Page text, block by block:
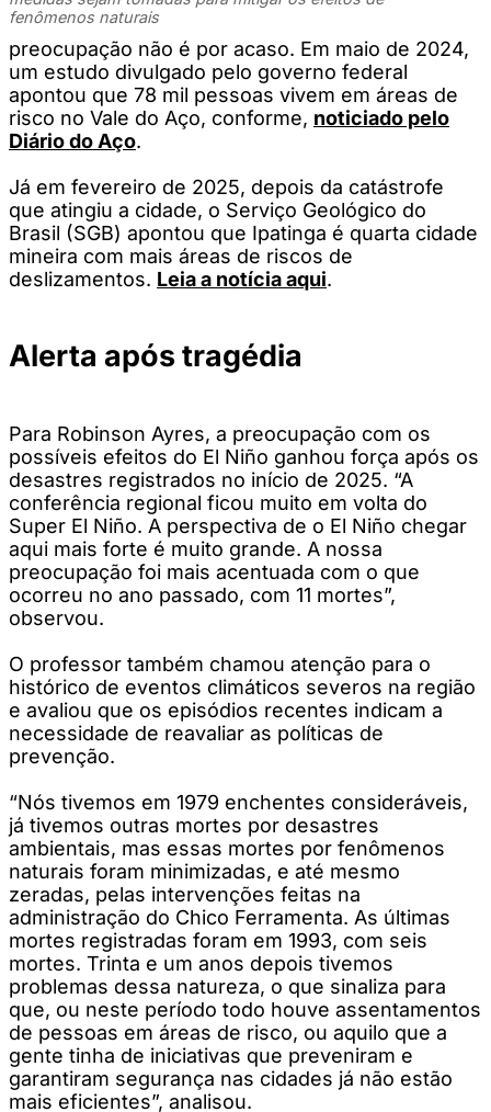
fenômenos naturais
preocupação não é por acaso. Em maio de 2024,
um estudo divulgado pelo governo federal
apontou que 78 mil pessoas vivem em áreas de
risco no Vale do Aço, conforme, noticiado pelo
Diário do Aço.
Já em fevereiro de 2025, depois da catástrofe
que atingiu a cidade, o Serviço Geológico do
Brasil (SGB) apontou que Ipatinga é quarta cidade
mineira com mais áreas de riscos de
deslizamentos. Leia a notícia aqui.
Alerta após tragédia
Para Robinson Ayres, a preocupação com os
possíveis efeitos do El Niño ganhou força após os
desastres registrados no início de 2025. “A
conferência regional ficou muito em volta do
Super El Niño. A perspectiva de o El Niño chegar
aqui mais forte é muito grande. A nossa
preocupação foi mais acentuada com o que
ocorreu no ano passado, com 11 mortes”,
observou.
O professor também chamou atenção para o
histórico de eventos climáticos severos na região
e avaliou que os episódios recentes indicam a
necessidade de reavaliar as políticas de
prevenção.
“Nós tivemos em 1979 enchentes consideráveis,
já tivemos outras mortes por desastres
ambientais, mas essas mortes por fenômenos
naturais foram minimizadas, e até mesmo
zeradas, pelas intervenções feitas na
administração do Chico Ferramenta. As últimas
mortes registradas foram em 1993, com seis
mortes. Trinta e um anos depois tivemos
problemas dessa natureza, o que sinaliza para
que, ou neste período todo houve assentamentos
de pessoas em áreas de risco, ou aquilo que a
gente tinha de iniciativas que preveniram e
garantiram segurança nas cidades já não estão
mais eficientes”, analisou.